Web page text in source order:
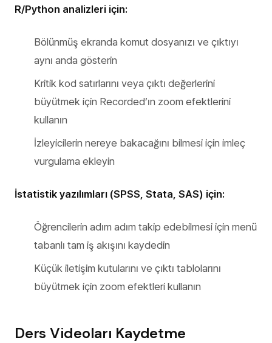
R/Python analizleri için:
Bölünmüş ekranda komut dosyanızı ve çıktıyı
aynı anda gösterin
Kritik kod satırlarını veya çıktı değerlerini
büyütmek için Recorded’ın zoom efektlerini
kullanın
İzleyicilerin nereye bakacağını bilmesi için imleç
vurgulama ekleyin
İstatistik yazılımları (SPSS, Stata, SAS) için:
Öğrencilerin adım adım takip edebilmesi için menü
tabanlı tam iş akışını kaydedin
Küçük iletişim kutularını ve çıktı tablolarını
büyütmek için zoom efektleri kullanın
Ders Videoları Kaydetme